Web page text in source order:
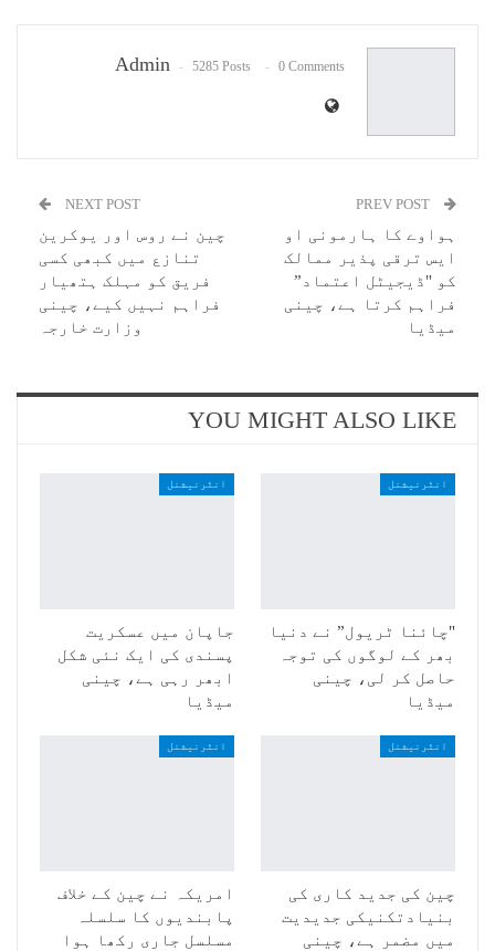
Admin 5285 Posts 0 Comments
ہواوے کا ہارمونی او
ایس ترقی پذیر ممالک
کو "ڈیجیٹل اعتماد”
فراہم کرتا ہے، چینی
میڈیا
NEXT POST
چین نے روس اور یوکرین
تنازع میں کبھی کسی
فریق کو مہلک ہتھیار
فراہم نہیں کیے، چینی
وزارت خارجہ
YOU MIGHT ALSO LIKE
انٹرنیشنل
"چائنا ٹریول” نے دنیا
بھر کے لوگوں کی توجہ
حاصل کر لی، چینی
میڈیا
انٹرنیشنل
جاپان میں عسکریت
پسندی کی ایک نئی شکل
ابھر رہی ہے، چینی
میڈیا
انٹرنیشنل
چین کی جدید کاری کی
بنیادتکنیکی جدیدیت
میں مضمر ہے، چینی
انٹرنیشنل
امریکہ نے چین کے خلاف
پابندیوں کا سلسلہ
مسلسل جاری رکھا ہوا